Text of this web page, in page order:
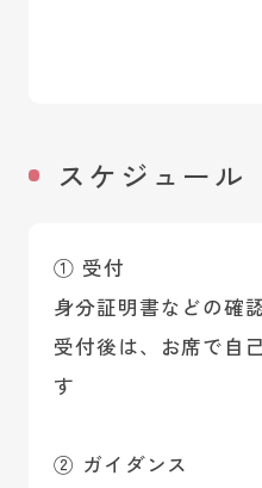
スケジュール
① 受付
身分証明書などの確
受付後は、お席で自
す
② ガイダンス